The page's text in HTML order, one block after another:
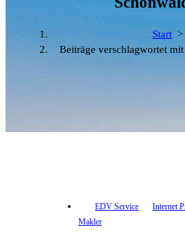
Start >
Beiträge verschlagwortet
EDV Service Internet
Makler